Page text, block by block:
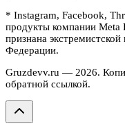
* Instagram, Facebook,
продукты компании Meta
признана
Федерации.
Gruzdevv.ru — 2026.
обратной ссылкой.